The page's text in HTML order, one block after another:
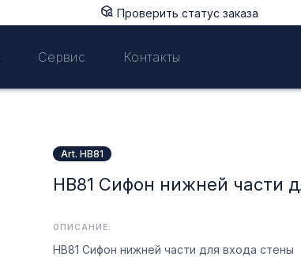
Проверить статус заказа
Сервис Контакты
Art. HB81
HB81 Сифон нижней части
ОПИСАНИЕ:
HB81 Сифон нижней части для входа стены